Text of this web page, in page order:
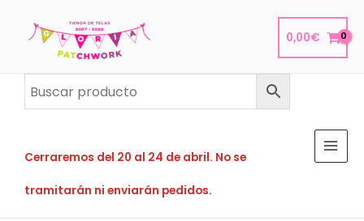
0,00€
Cerraremos del 20 al 24 de abril. No se
tramitarán ni enviarán pedidos.